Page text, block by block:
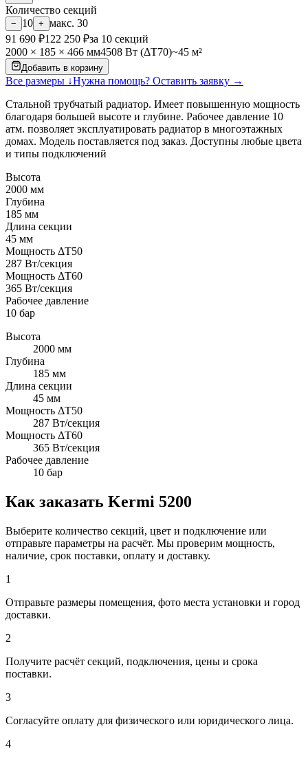
Количество секций
− 10 + макс. 30
91 690 ₽122 250 ₽за 10 секций
2000 × 185 × 466 мм4508 Вт (ΔT70)~45 м²
Добавить в корзину
Все размеры ↓Нужна помощь? Оставить заявку →
Стальной трубчатый радиатор. Имеет повышенную мощность
благодаря большей высоте и глубине. Рабочее давление 10
атм. позволяет эксплуатировать радиатор в многоэтажных
домах. Модель поставляется под заказ. Доступны любые цвета
и типы подключений
Высота
2000 мм
Глубина
185 мм
Длина секции
45 мм
Мощность ΔT50
287 Вт/секция
Мощность ΔT60
365 Вт/секция
Рабочее давление
10 бар
Высота
2000 мм
Глубина
185 мм
Длина секции
45 мм
Мощность ΔT50
287 Вт/секция
Мощность ΔT60
365 Вт/секция
Рабочее давление
10 бар
Как заказать Kermi 5200
Выберите количество секций, цвет и подключение или
отправьте параметры на расчёт. Мы проверим мощность,
наличие, срок поставки, оплату и доставку.
1
Отправьте размеры помещения, фото места установки и город
доставки.
2
Получите расчёт секций, подключения, цены и срока
поставки.
3
Согласуйте оплату для физического или юридического лица.
4